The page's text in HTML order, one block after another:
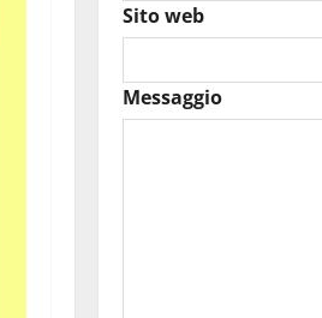
Sito web
Messaggio